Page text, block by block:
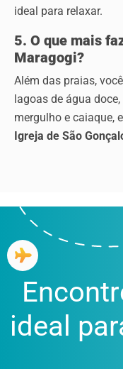
ideal para relaxar.
5. O que mais
Maragogi?
Além das praias,
lagoas de água
mergulho e caiaque,
Igreja de São
ideal